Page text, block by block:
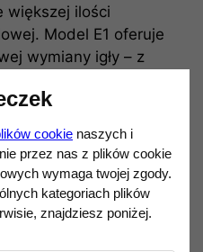
większej ilości
Model E1 oferuje
wymiany igły – z
:
(Moving Magnet)
cookie naszych i
przez nas z plików cookie
wymaga twojej zgody.
kategoriach plików
znajdziesz poniżej.